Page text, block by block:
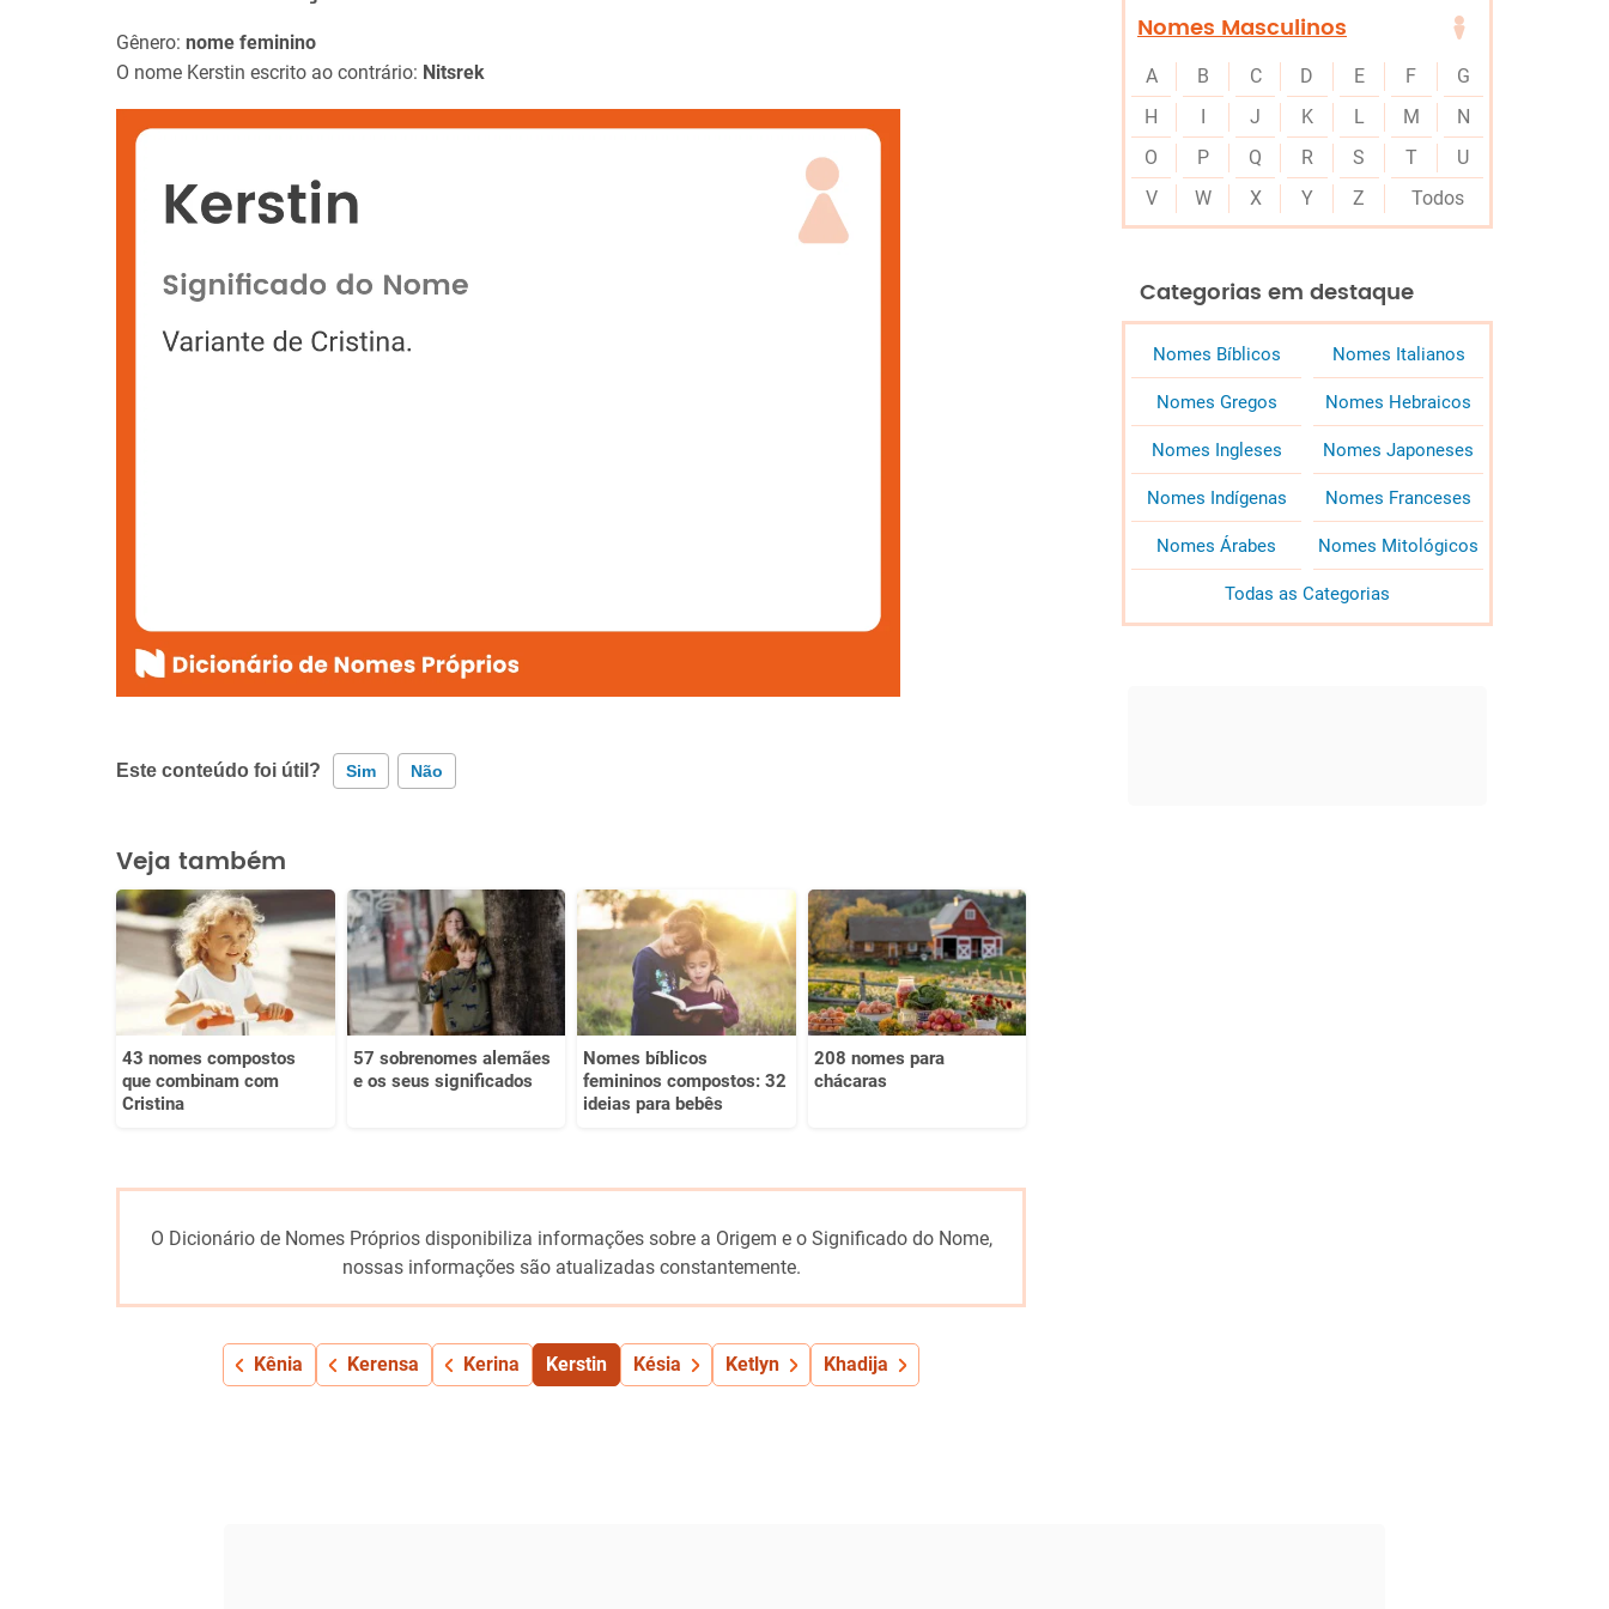
Gênero: nome feminino
O nome Kerstin escrito ao contrário: Nitsrek
Este conteúdo foi útil? Sim Não
Este conteúdo contém informação incorreta
Este conteúdo não tem a informação que procuro
Outro
Veja também
43 nomes compostos
que combinam com
Cristina
57 sobrenomes alemães
e os seus significados
Nomes bíblicos
femininos compostos: 32
ideias para bebês
208 nomes para
chácaras
O Dicionário de Nomes Próprios disponibiliza informações sobre a Origem e o Significado do Nome,
nossas informações são atualizadas constantemente.
Kênia Kerensa Kerina Kerstin Késia Ketlyn Khadija
Nomes Masculinos
A B C D E F
G
H
I J K L M
N
O
P Q R S T
U
V
W X Y Z Todos
Categorias em destaque
Nomes Bíblicos Nomes Italianos
Nomes Gregos Nomes Hebraicos
Nomes Ingleses Nomes Japoneses
Nomes Indígenas Nomes Franceses
Nomes Árabes Nomes Mitológicos
Todas as Categorias